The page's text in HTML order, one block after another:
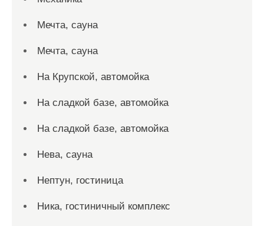
Мечта, сауна
Мечта, сауна
На Крупской, автомойка
На сладкой базе, автомойка
На сладкой базе, автомойка
Нева, сауна
Нептун, гостиница
Ника, гостиничный комплекс